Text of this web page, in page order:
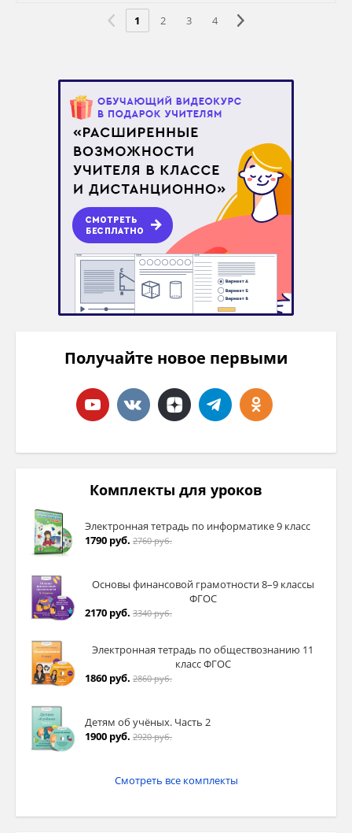
1 2 3 4
Получайте новое первыми
Комплекты для уроков
Электронная тетрадь по информатике 9 класс
1790 руб. 2760 руб.
Основы финансовой грамотности 8–9 классы
ФГОС
2170 руб. 3340 руб.
Электронная тетрадь по обществознанию 11
класс ФГОС
1860 руб. 2860 руб.
Детям об учёных. Часть 2
1900 руб. 2920 руб.
Смотреть все комплекты